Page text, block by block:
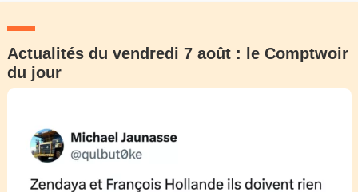
Actualités du vendredi 7 août : le Comptwoir
du jour